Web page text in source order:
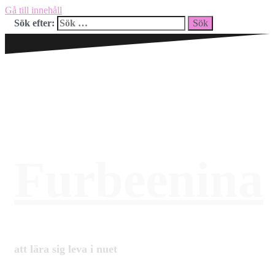
Gå till innehåll
Sök efter:
att lära sig leva i nuet